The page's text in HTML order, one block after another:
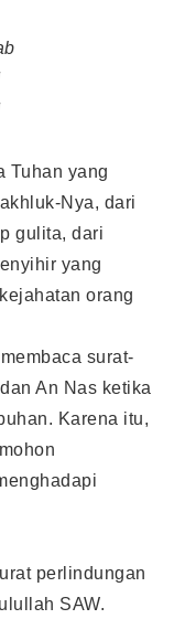
Tuhan yang
Nya, dari
gulita, dari
yang
orang
surat-
An Nas ketika
Karena itu,
perlindungan
SAW.